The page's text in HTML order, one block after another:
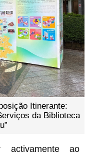
Itinerante:
da Biblioteca
ao